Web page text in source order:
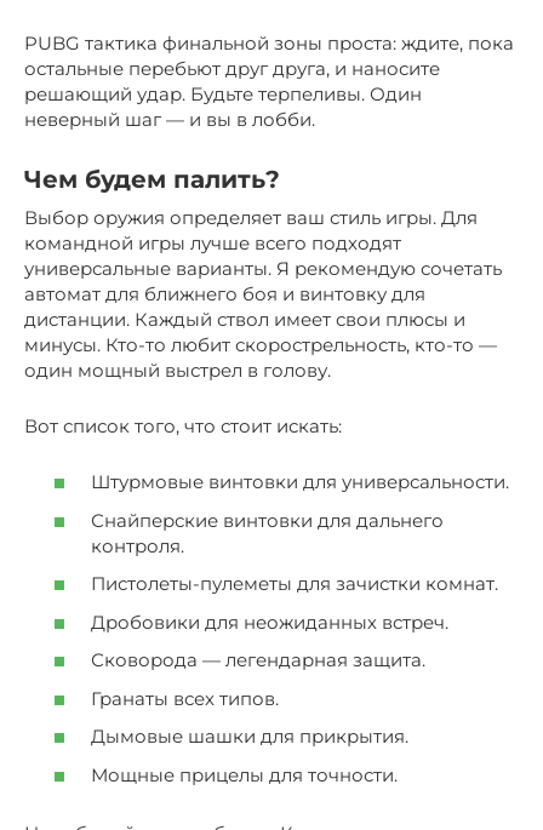
PUBG тактика финальной зоны проста: ждите, пока
остальные перебьют друг друга, и наносите
решающий удар. Будьте терпеливы. Один
неверный шаг — и вы в лобби.
Чем будем палить?
Выбор оружия определяет ваш стиль игры. Для
командной игры лучше всего подходят
универсальные варианты. Я рекомендую сочетать
автомат для ближнего боя и винтовку для
дистанции. Каждый ствол имеет свои плюсы и
минусы. Кто-то любит скорострельность, кто-то —
один мощный выстрел в голову.
Вот список того, что стоит искать:
Штурмовые винтовки для универсальности.
Снайперские винтовки для дальнего
контроля.
Пистолеты-пулеметы для зачистки комнат.
Дробовики для неожиданных встреч.
Сковорода — легендарная защита.
Гранаты всех типов.
Дымовые шашки для прикрытия.
Мощные прицелы для точности.